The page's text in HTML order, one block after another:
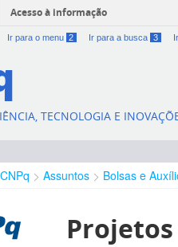
Acesso à informação
Ir para o menu 2 Ir para a busca 3
TECNOLOGIA E
CNPq Assuntos Bolsas e
Projetos